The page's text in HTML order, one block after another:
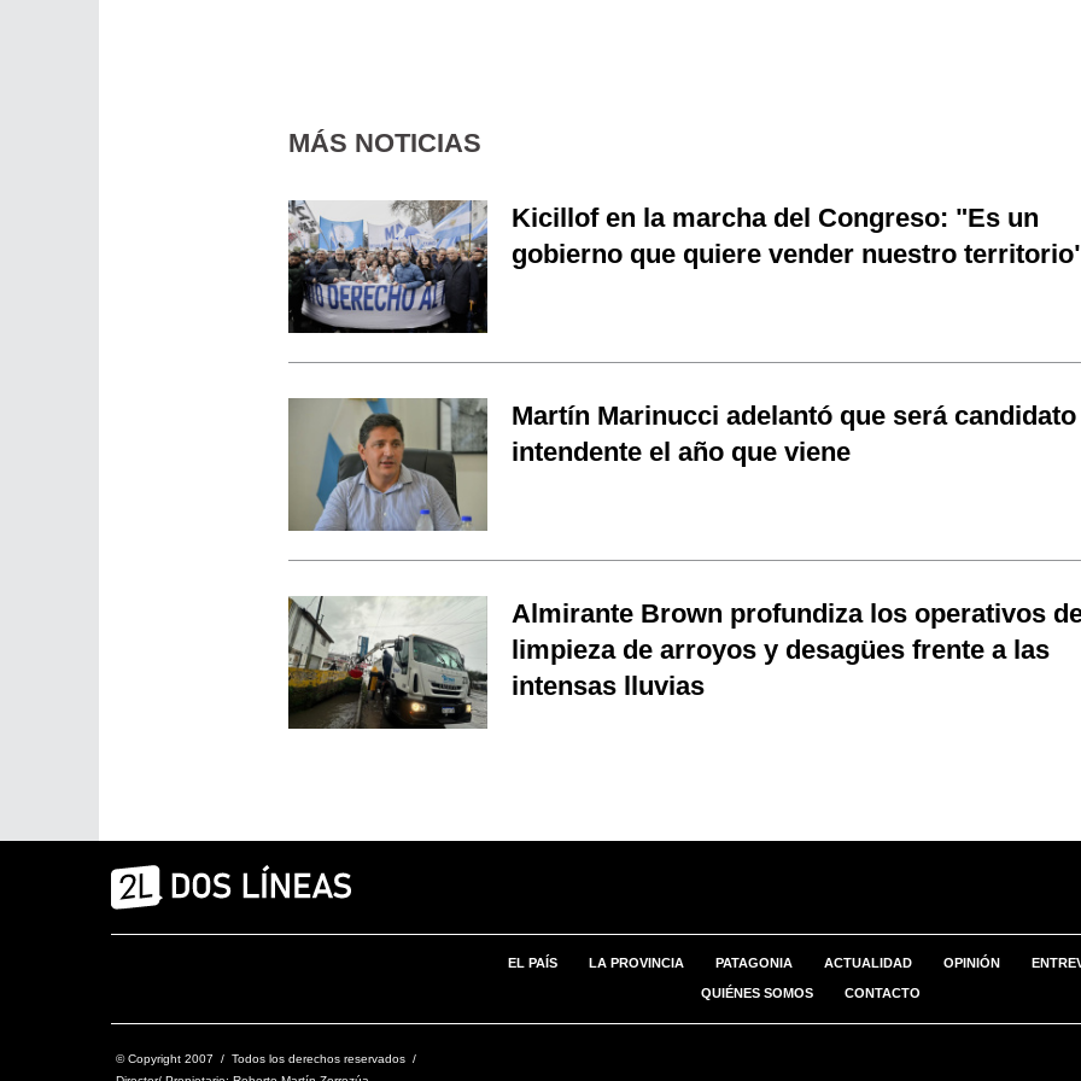
MÁS NOTICIAS
Kicillof en la marcha del Congreso: "Es un
gobierno que quiere vender nuestro
Martín Marinucci adelantó que será candidato
intendente el año que viene
Almirante Brown profundiza los operativos
limpieza de arroyos y desagües frente a las
intensas lluvias
EL PAÍS LA PROVINCIA PATAGONIA ACTUALIDAD OPINIÓN
QUIÉNES SOMOS CONTACTO
© Copyright 2007 / Todos los derechos reservados /